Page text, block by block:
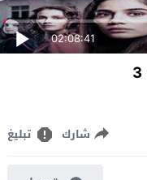
02:08:41
شارك تبليغ